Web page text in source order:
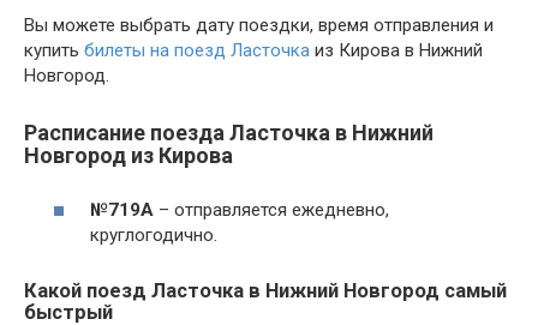
Вы можете выбрать дату поездки, время отправления и
купить билеты на поезд Ласточка из Кирова в Нижний
Новгород.
Расписание поезда Ласточка в Нижний
Новгород из Кирова
№719А – отправляется ежедневно,
круглогодично.
Какой поезд Ласточка в Нижний Новгород самый
быстрый